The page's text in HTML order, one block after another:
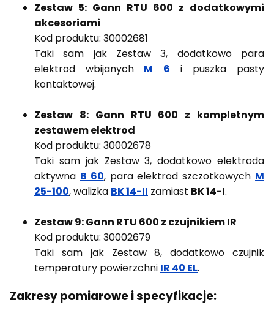
Zestaw 5: Gann RTU 600 z dodatkowymi
akcesoriami
Kod produktu: 30002681
Taki sam jak Zestaw 3, dodatkowo para
elektrod wbijanych
M 6 i puszka pasty
kontaktowej.
Zestaw 8: Gann RTU 600 z kompletnym
zestawem elektrod
Kod produktu: 30002678
Taki sam jak Zestaw 3, dodatkowo elektroda
aktywna B 60, para elektrod szczotkowych M
25-100, walizka BK 14-II zamiast BK 14-I.
Zestaw 9: Gann RTU 600 z czujnikiem IR
Kod produktu: 30002679
Taki sam jak Zestaw 8, dodatkowo czujnik
temperatury powierzchni IR 40 EL.
Zakresy pomiarowe i specyfikacje: